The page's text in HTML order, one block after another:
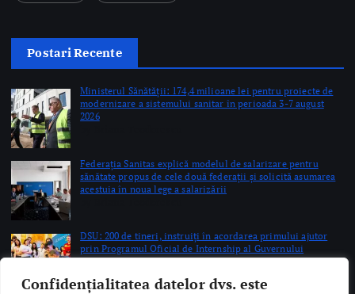
Confidențialitatea datelor dvs. este
Postari Recente
Ministerul Sănătății: 174,4 milioane lei pentru proiecte de
modernizare a sistemului sanitar în perioada 3-7 august
2026
Federația Sanitas explică modelul de salarizare pentru
sănătate propus de cele două federații și solicită asumarea
acestuia în noua lege a salarizării
DSU: 200 de tineri, instruiți în acordarea primului ajutor
prin Programul Oficial de Internship al Guvernului
României